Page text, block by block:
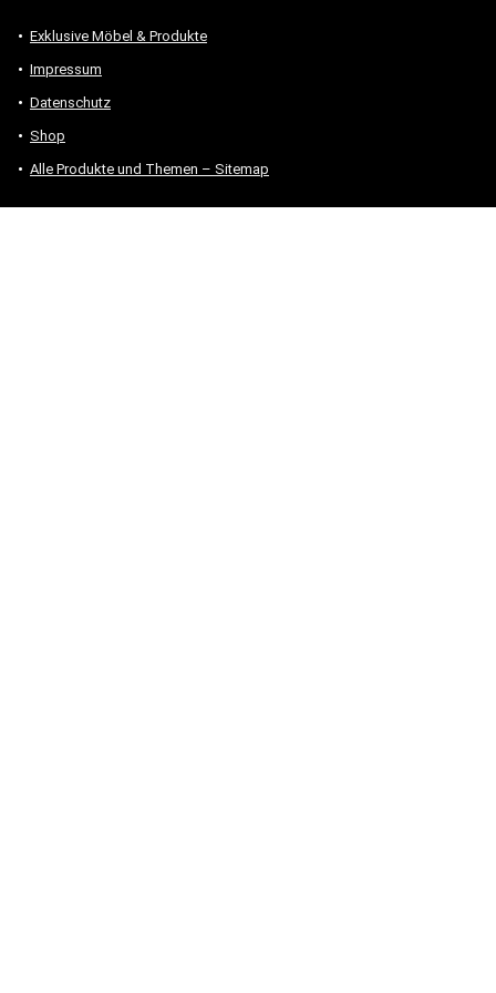
Exklusive Möbel & Produkte
Impressum
Datenschutz
Shop
Alle Produkte und Themen – Sitemap